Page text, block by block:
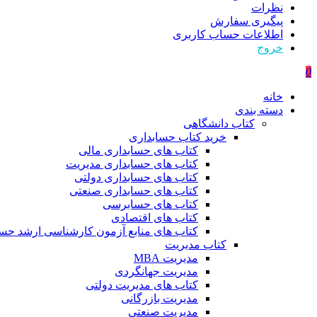
نظرات
پیگیری سفارش
اطلاعات حساب كاربری
خروج
0
خانه
دسته بندی
کتاب دانشگاهی
خرید کتاب حسابداری
کتاب های حسابداری مالی
کتاب های حسابداری مدیریت
کتاب های حسابداری دولتی
کتاب های حسابداری صنعتی
کتاب های حسابرسی
کتاب های اقتصادی
کتاب های منابع آزمون کارشناسی ارشد
کتاب مدیریت
مدیریت MBA
مدیریت جهانگردی
کتاب های مدیریت دولتی
مدیریت بازرگانی
مدیریت صنعتی